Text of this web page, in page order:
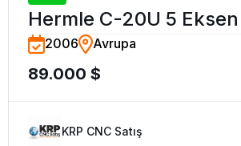
Hermle C-20U 5 Eksen
İşleme Merkezi-2008
2006 Avrupa
89.000 $
KRP CNC Satış